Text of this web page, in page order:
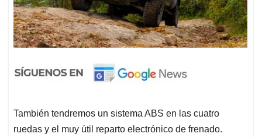
También tendremos un sistema ABS en las cuatro
ruedas y el muy útil reparto electrónico de frenado.